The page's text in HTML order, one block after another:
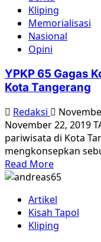
yang
kompleks
Kliping
Memorialisasi
Nasional
Opini
YPKP 65 Gagas
Kota Tangerang
Redaksi
November 22, 2019
pariwisata di Kota
mengkonsepkan
Read MoreRead
more
YPKP
65
Gagas
Artikel
Kisah Tapol
Kliping